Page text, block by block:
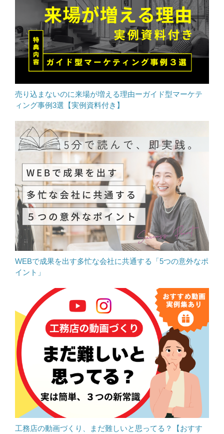
売り込まないのに来場が増える理由ーガイド型マーケテ
ィング事例3選【実例資料付き】
WEBで成果を出す多忙な会社に共通する「5つの意外なポ
イント」
工務店の動画づくり、まだ難しいと思ってる？【おすす